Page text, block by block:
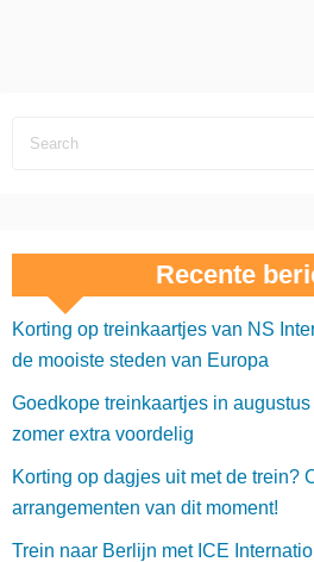
Recente
Korting op treinkaartjes van NS
de mooiste steden van Europa
Goedkope treinkaartjes in
zomer extra voordelig
Korting op dagjes uit met de trein?
arrangementen van dit moment!
Trein naar Berlijn met ICE